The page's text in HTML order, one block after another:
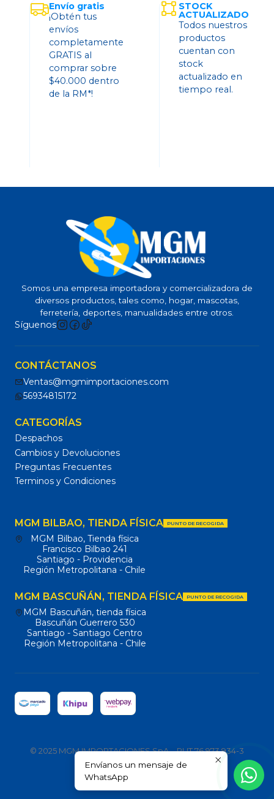
Envío gratis
¡Obtén tus
envíos
completamente
GRATIS al
comprar sobre
$40.000 dentro
de la RM*!
STOCK
ACTUALIZADO
Todos nuestros
productos
cuentan con
stock
actualizado en
tiempo real.
Somos una empresa importadora y comercializadora de
diversos productos, tales como, hogar, mascotas,
ferretería, deportes, manualidades entre otros.
Síguenos
CONTÁCTANOS
Ventas@mgmimportaciones.com
56934815172
CATEGORÍAS
Despachos
Cambios y Devoluciones
Preguntas Frecuentes
Terminos y Condiciones
MGM BILBAO, TIENDA FÍSICA PUNTO DE RECOGIDA
MGM Bilbao, Tienda física
Francisco Bilbao 241
Santiago - Providencia
Región Metropolitana - Chile
MGM BASCUÑÁN, TIENDA FÍSICA PUNTO DE RECOGIDA
MGM Bascuñán, tienda física
Bascuñán Guerrero 530
Santiago - Santiago Centro
Región Metropolitana - Chile
© 2025 MGM IMPORTACIONES SpA – RUT 76.973.934-3
Todos los derechos reservados.
Envíanos un mensaje de
WhatsApp